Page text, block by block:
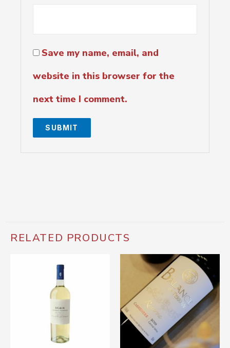
Save my name, email, and
website in this browser for the
next time I comment.
RELATED PRODUCTS